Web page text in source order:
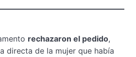
rechazaron el pedido,
directa de la mujer que había